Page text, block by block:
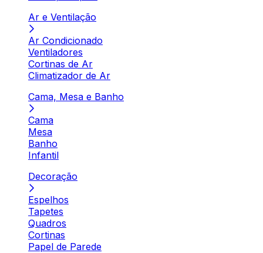
Ar e Ventilação
Ar Condicionado
Ventiladores
Cortinas de Ar
Climatizador de Ar
Cama, Mesa e Banho
Cama
Mesa
Banho
Infantil
Decoração
Espelhos
Tapetes
Quadros
Cortinas
Papel de Parede